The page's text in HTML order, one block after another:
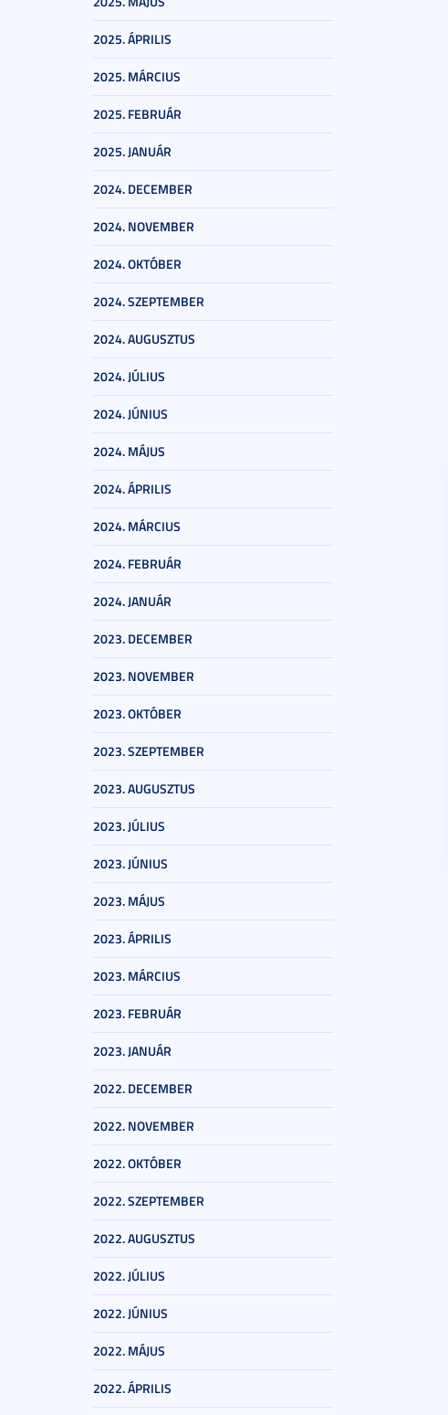
2025. ÁPRILIS
2025. MÁRCIUS
2025. FEBRUÁR
2025. JANUÁR
2024. DECEMBER
2024. NOVEMBER
2024. OKTÓBER
2024. SZEPTEMBER
2024. AUGUSZTUS
2024. JÚLIUS
2024. JÚNIUS
2024. MÁJUS
2024. ÁPRILIS
2024. MÁRCIUS
2024. FEBRUÁR
2024. JANUÁR
2023. DECEMBER
2023. NOVEMBER
2023. OKTÓBER
2023. SZEPTEMBER
2023. AUGUSZTUS
2023. JÚLIUS
2023. JÚNIUS
2023. MÁJUS
2023. ÁPRILIS
2023. MÁRCIUS
2023. FEBRUÁR
2023. JANUÁR
2022. DECEMBER
2022. NOVEMBER
2022. OKTÓBER
2022. SZEPTEMBER
2022. AUGUSZTUS
2022. JÚLIUS
2022. JÚNIUS
2022. MÁJUS
2022. ÁPRILIS